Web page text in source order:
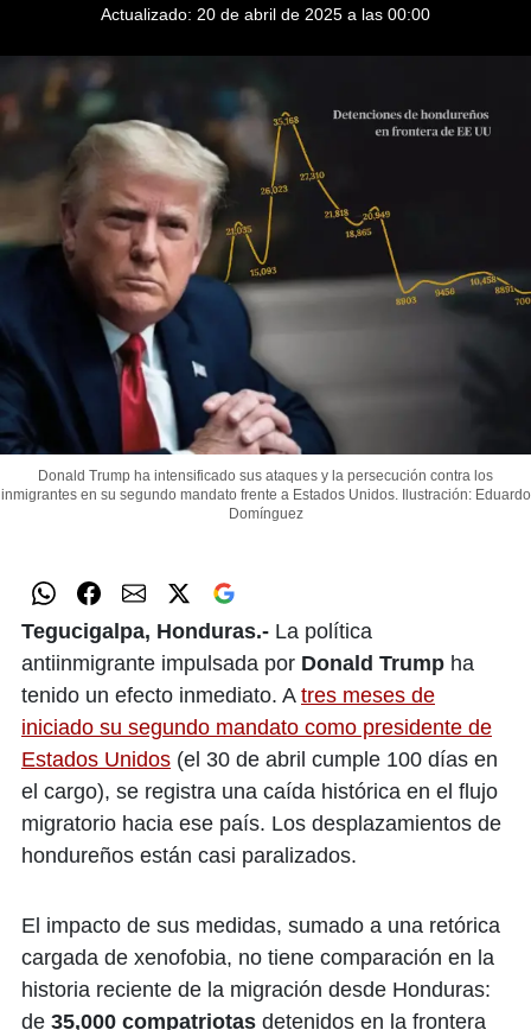
Actualizado: 20 de abril de 2025 a las 00:00
Donald Trump ha intensificado sus ataques y la persecución contra los
inmigrantes en su segundo mandato frente a Estados Unidos.
Ilustración: Eduardo
Domínguez
Tegucigalpa, Honduras.- La política
antiinmigrante impulsada por Donald Trump ha
tenido un efecto inmediato. A tres meses de
iniciado su segundo mandato como presidente de
Estados Unidos (el 30 de abril cumple 100 días en
el cargo), se registra una caída histórica en el flujo
migratorio hacia ese país. Los desplazamientos de
hondureños están casi paralizados.
El impacto de sus medidas, sumado a una retórica
cargada de xenofobia, no tiene comparación en la
historia reciente de la migración desde Honduras:
de 35,000 compatriotas detenidos en la frontera